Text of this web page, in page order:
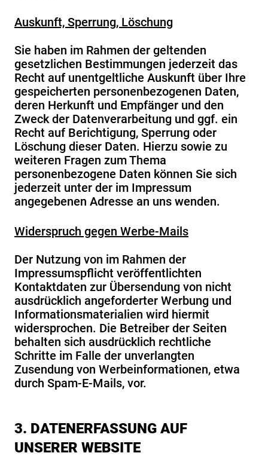
Auskunft, Sperrung, Löschung
Sie haben im Rahmen der geltenden
gesetzlichen Bestimmungen jederzeit das
Recht auf unentgeltliche Auskunft über Ihre
gespeicherten personenbezogenen Daten,
deren Herkunft und Empfänger und den
Zweck der Datenverarbeitung und ggf. ein
Recht auf Berichtigung, Sperrung oder
Löschung dieser Daten. Hierzu sowie zu
weiteren Fragen zum Thema
personenbezogene Daten können Sie sich
jederzeit unter der im Impressum
angegebenen Adresse an uns wenden.
Widerspruch gegen Werbe-Mails
Der Nutzung von im Rahmen der
Impressumspflicht veröffentlichten
Kontaktdaten zur Übersendung von nicht
ausdrücklich angeforderter Werbung und
Informationsmaterialien wird hiermit
widersprochen. Die Betreiber der Seiten
behalten sich ausdrücklich rechtliche
Schritte im Falle der unverlangten
Zusendung von Werbeinformationen, etwa
durch Spam-E-Mails, vor.
3. DATENERFASSUNG AUF
UNSERER WEBSITE